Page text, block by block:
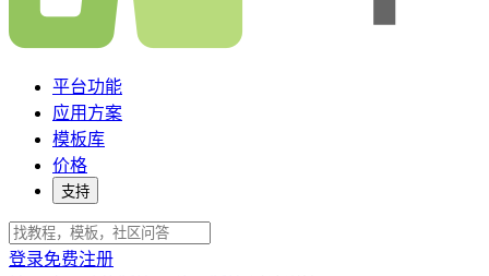
平台功能
应用方案
模板库
价格
支持
登录免费注册